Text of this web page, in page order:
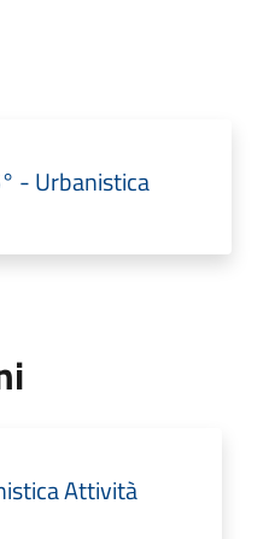
- Urbanistica
Attività